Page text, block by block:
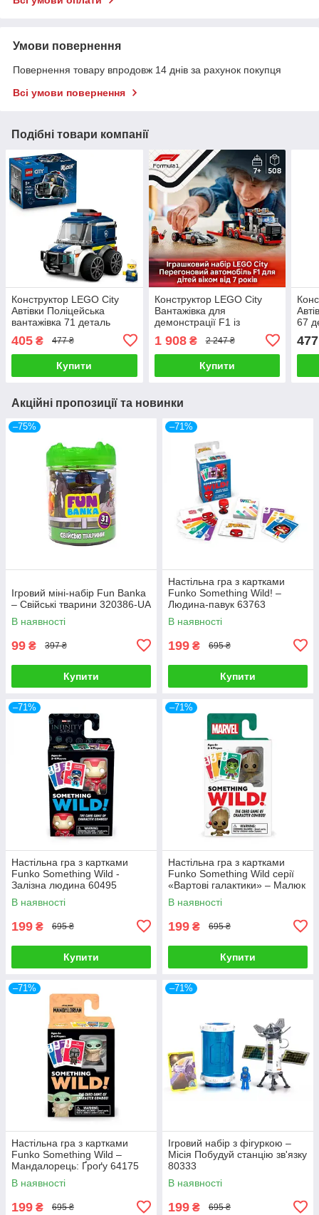
Умови повернення
Повернення товару впродовж 14 днів за рахунок покупця
Всі умови повернення
Подібні товари компанії
Конструктор LEGO City
Автівки Поліцейська
вантажівка 71 деталь
405 ₴ 477 ₴
Купити
Конструктор LEGO City
Вантажівка для
демонстрації F1 із
перегоновим автомобілем
Audi F1 508 деталей
1 908₴ 2 247 ₴
Купити
67
477
Акційні пропозиції та новинки
–75%
Ігровий міні-набір Fun Banka
– Свійські тварини 320386-UA
В наявності
99 ₴ 397 ₴
Купити
–71%
Настільна гра з картками
Funko Something Wild! –
Людина-павук 63763
В наявності
199 ₴ 695 ₴
Купити
–71%
Настільна гра з картками
Funko Something Wild -
Залізна людина 60495
В наявності
199 ₴ 695 ₴
Купити
–71%
Настільна гра з картками
Funko Something Wild серії
«Вартові галактики» – Малюк
Грут 65341
В наявності
199 ₴ 695 ₴
Купити
–71%
Настільна гра з картками
Funko Something Wild –
Мандалорець: Ґроґу 64175
В наявності
199 ₴ 695 ₴
–71%
Ігровий набір з фігуркою –
Місія Побудуй станцію зв'язку
80333
В наявності
199 ₴ 695 ₴